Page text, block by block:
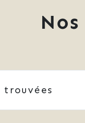
trouvées